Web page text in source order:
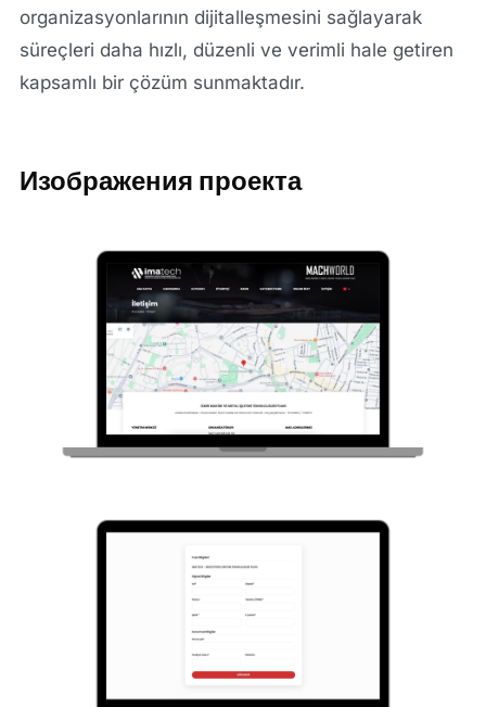
organizasyonlarının dijitalleşmesini sağlayarak
süreçleri daha hızlı, düzenli ve verimli hale getiren
kapsamlı bir çözüm sunmaktadır.
Изображения проекта